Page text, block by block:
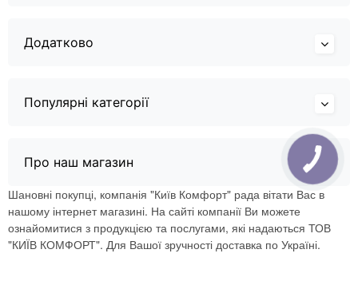
Додатково
Популярні категорії
Про наш магазин
Шановні покупці, компанія "Київ Комфорт" рада вітати Вас в
нашому інтернет магазині. На сайті компанії Ви можете
ознайомитися з продукцією та послугами, які надаються ТОВ
"КИЇВ КОМФОРТ". Для Вашої зручності доставка по Україні.